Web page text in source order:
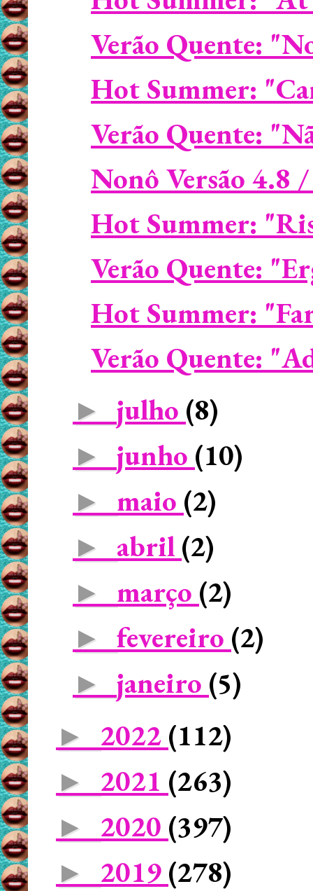
Verão Quente:
Hot Summer:
Verão Quente:
Nonô Versão 4.8
Hot Summer:
Verão Quente:
Hot Summer:
Verão Quente:
► julho (8)
► junho (10)
► maio (2)
► abril (2)
► março (2)
► fevereiro (2)
► janeiro (5)
► 2022 (112)
► 2021 (263)
► 2020 (397)
► 2019 (278)